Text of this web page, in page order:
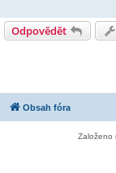
Odpovědět
Obsah fóra
Založeno